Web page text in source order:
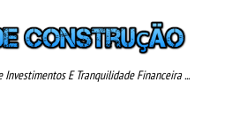
Investimentos E Tranquilidade Financeira ...